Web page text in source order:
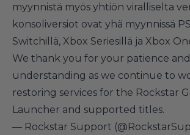
myynnistä myös yhtiön viralliselta
konsoliversiot ovat yhä myynnissä
Switchillä, Xbox Seriesillä ja Xbox
We thank you for your patience and
understanding as we continue to
restoring services for the Rockstar
Launcher and supported titles.
— Rockstar Support